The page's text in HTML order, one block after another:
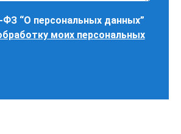
“О персональных данных”
моих персональных